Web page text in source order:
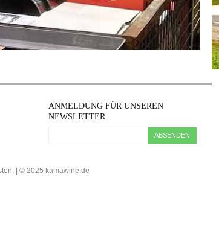
ANMELDUNG FÜR UNSEREN
NEWSLETTER
ABSENDEN
| © 2025 kamawine.de